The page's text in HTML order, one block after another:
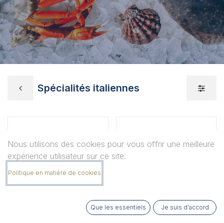
Spécialités italiennes
Nous utilisons des cookies pour vous offrir une meilleure
expérience utilisateur sur ce site.
Politique en matière de cookies
Que les essentiels Je suis d'accord